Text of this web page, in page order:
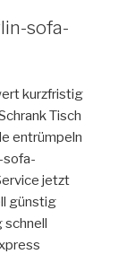
sofa-
kurzfristig
Tisch
entrümpeln
sofa-
jetzt
günstig
schnell